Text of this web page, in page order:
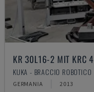
KR 30L16-2 MIT KRC 4
KUKA - BRACCIO ROBOTICO
GERMANIA 2013